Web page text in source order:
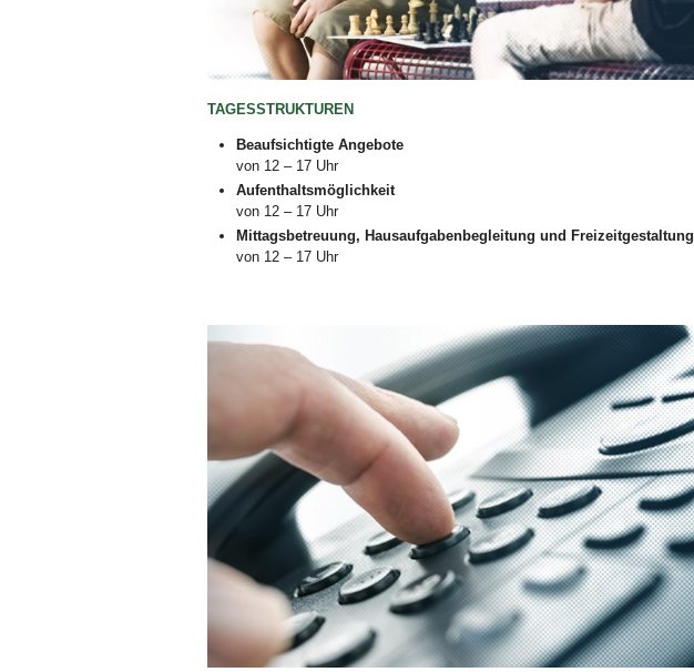
TAGESSTRUKTUREN
Beaufsichtigte Angebote
von 12 – 17 Uhr
Aufenthaltsmöglichkeit
von 12 – 17 Uhr
Mittagsbetreuung, Hausaufgabenbegleitung und Freizeitgestaltung
von 12 – 17 Uhr